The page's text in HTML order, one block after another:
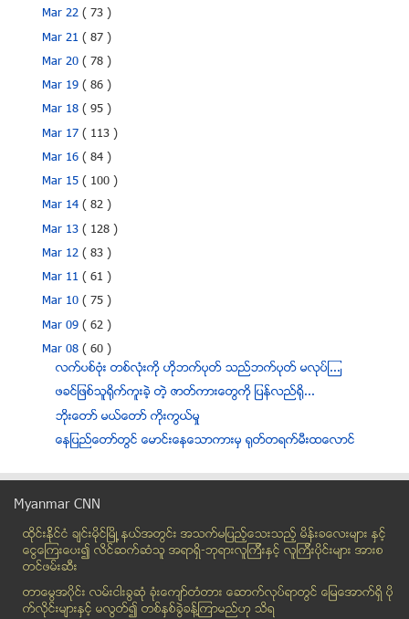
Mar 22( 73 )
Mar 21( 87 )
Mar 20( 78 )
Mar 19( 86 )
Mar 18( 95 )
Mar 17( 113 )
Mar 16( 84 )
Mar 15( 100 )
Mar 14( 82 )
Mar 13( 128 )
Mar 12( 83 )
Mar 11( 61 )
Mar 10( 75 )
Mar 09( 62 )
Mar 08( 60 )
လက္ပစ္ဗံုး တစ္လံုးကို ဟိုဘက္ပုတ္ သည္ဘက္ပုတ္ မလုပ္ၾ...
ဖခင္ျဖစ္သူ႐ိုက္ကူးခဲ့ တဲ့ ဇာတ္ကားေတြကို ျပန္လည္႐ို...
ဘုိးေတာ္ မယ္ေတာ္ ကုိးကြယ္မႈ
ေနျပည္ေတာ္တြင္ ေမာင္းေနေသာကားမွ ရုတ္တရက္မီးထေလာင္
ဖုန္းျဖင့္လွ်ပ္စစ္မီတာခ ေပးေဆာင္သည့္စနစ္ ယခုႏွစ္စမည္
ျပည္တြင္းထုတ္အရက္၊ ဘီယာမ်ားကို လာမည့္ ဘ႑ာႏွစ္မွစ၍ ...
ဆႏၵၿပမွုမ်ားၿဖစ္ပြားခဲ့သည့္ ေၿမာက္ဥကၠလာ ႏွင့္ သဃၤန...
အပစ္ရပ္ေရး မရရေအာင္လုပ္မယ္လို႔ ကာခ်ဳပ္မင္းေအာင္လိႈ...
ဇနီးေမာင္ႏွံ စကားမ်ားရာမွ ဇနီးကိုသတ္ၿပီး ကိုယ့္ကို...
Myanmar CNN
ထိုင္းနို္င္ငံ ခ်င္းမိုင္ျမိဳ ့နယ္အတြင္း အသက္မျပည့္ေသးသည့္ မိန္းခေလးမ်ား နွင့္
ေငြေၾကးေပး၍ လိင္ဆက္ဆံသူ အရာရွိ-ဘုရားလူၾကီးနွင့္ လူၾကီးပိုင္းမ်ား အားစ
တင္ဖမ္းဆီး
တာေမြအ၀ိုင္း လမ္းငါးခြဆံု ခံုးေက်ာ္တံတား ေဆာက္လုပ္ရာတြင္ ေျမေအာက္ရွိ ပို
က္လိုင္းမ်ားႏွင့္ မလြတ္၍ တစ္ႏွစ္ခြဲခန္႔ၾကာမည္ဟု သိရ